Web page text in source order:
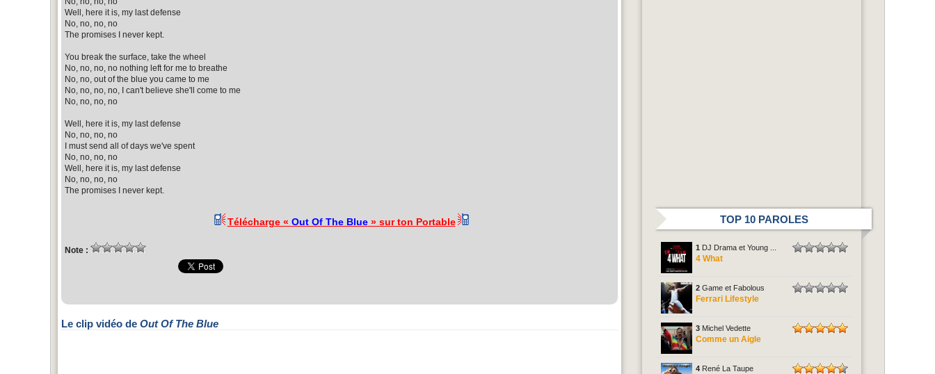
Well, here it is, my last defense
No, no, no, no
The promises I never kept.
You break the surface, take the wheel
No, no, no, no nothing left for me to breathe
No, no, out of the blue you came to me
No, no, no, no, I can't believe she'll come to me
No, no, no, no
Well, here it is, my last defense
No, no, no, no
I must send all of days we've spent
No, no, no, no
Well, here it is, my last defense
No, no, no, no
The promises I never kept.
Télécharge « Out Of The Blue» sur ton Portable
Note :
Le clip vidéo de Out Of The Blue
TOP 10 PAROLES
1 DJ Drama et Young ...
4 What
2 Game et Fabolous
Ferrari Lifestyle
3 Michel Vedette
Comme un Aigle
4 René La Taupe